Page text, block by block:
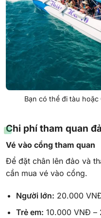
Bạn có thể đi tàu hoặc
Chi phí tham quan
Vé vào cổng tham quan
Để đặt chân lên đảo và
cần mua vé vào cổng.
Người lớn: 20.000
Trẻ em: 10.000 VNĐ